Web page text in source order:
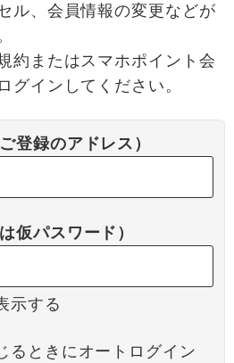
ル、会員情報の変更などが
約またはスマホポイント会
グインしてください。
登録のアドレス）
仮パスワード）
示する
るときにオートログイン